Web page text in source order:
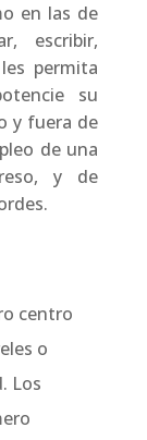
en las de
escribir,
permita
su
y fuera de
de una
y de
centro
o
Los